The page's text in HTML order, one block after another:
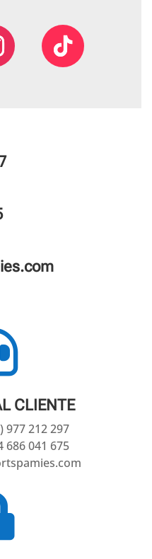
CLIENTE
977 212 297
041 675